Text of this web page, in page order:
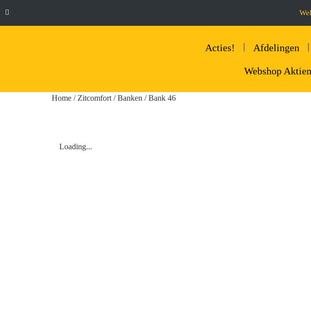
Acties! Afdelingen
Webshop
Home / Zitcomfort /Banken / Bank 46
Loading...